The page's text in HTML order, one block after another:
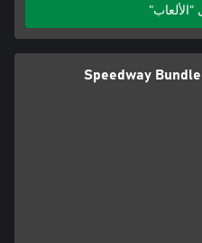
"الألعاب"
Speedway